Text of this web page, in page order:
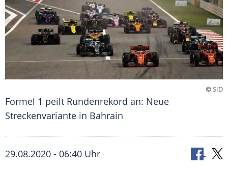
©SID
Formel 1 peilt Rundenrekord an: Neue
Streckenvariante in Bahrain
29.08.2020 - 06:40 Uhr